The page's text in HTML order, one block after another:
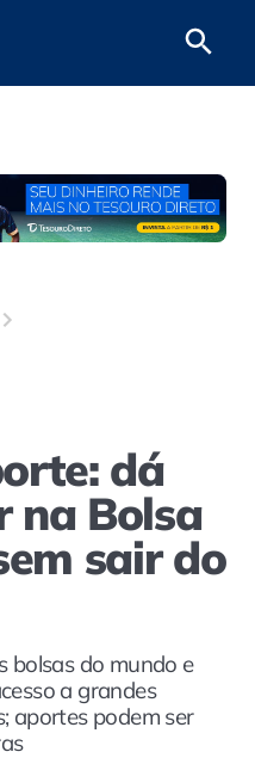
dá
na Bolsa
sair do
bolsas do mundo e
a grandes
aportes podem ser